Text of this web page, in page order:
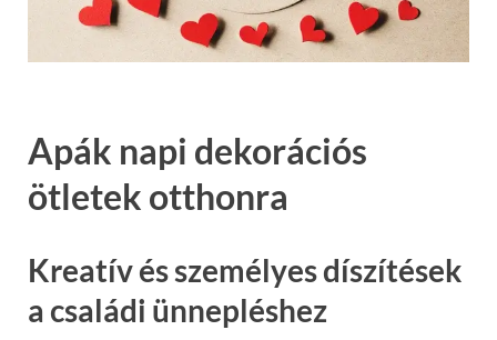
Apák napi dekorációs
ötletek otthonra
Kreatív és személyes díszítések
a családi ünnepléshez